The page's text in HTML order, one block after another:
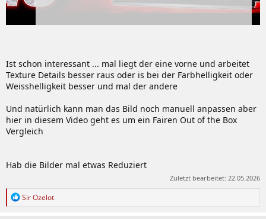
Ist schon interessant ... mal liegt der eine vorne und arbeitet
Texture Details besser raus oder is bei der Farbhelligkeit oder
Weisshelligkeit besser und mal der andere
Und natürlich kann man das Bild noch manuell anpassen aber
hier in diesem Video geht es um ein Fairen Out of the Box
Vergleich
Hab die Bilder mal etwas Reduziert
Zuletzt bearbeitet: 22.05.2026
R
Sir Ozelot